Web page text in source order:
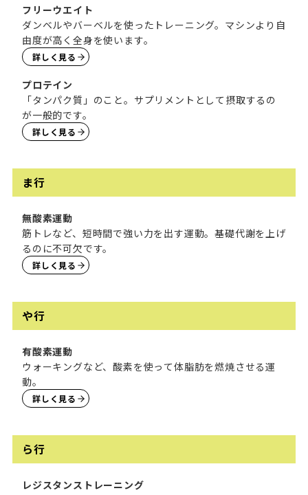
フリーウエイト
ダンベルやバーベルを使ったトレーニング。マシンより自
由度が高く全身を使います。
詳しく見る
プロテイン
「タンパク質」のこと。サプリメントとして摂取するの
が一般的です。
詳しく見る
ま行
無酸素運動
筋トレなど、短時間で強い力を出す運動。基礎代謝を上げ
るのに不可欠です。
詳しく見る
や行
有酸素運動
ウォーキングなど、酸素を使って体脂肪を燃焼させる運
動。
詳しく見る
ら行
レジスタンストレーニング